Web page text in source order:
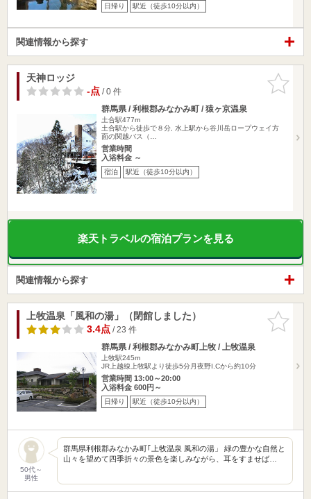
日帰り 駅近（徒歩10分以内）
関連情報から探す
お気に入
りに追加
天神ロッジ
-点/ 0 件
群馬県 / 利根郡みなかみ町 / 猿ヶ京温泉
土合駅477m
土合駅から徒歩で８分, 水上駅から谷川岳ロープウェイ方
面の関越バス（…
営業時間
入浴料金 ～
宿泊 駅近（徒歩10分以内）
楽天トラベルの宿泊プランを見る
関連情報から探す
お気に入
りに追加
上牧温泉「風和の湯」（閉館しました）
3.4点/ 23 件
群馬県 / 利根郡みなかみ町上牧 / 上牧温泉
上牧駅245m
JR上越線上牧駅より徒歩5分月夜野I.Cから約10分
営業時間 13:00～20:00
入浴料金 600円～
日帰り 駅近（徒歩10分以内）
50代～
男性
群馬県利根郡みなかみ町｢上牧温泉 風和の湯」 緑の豊かな自然と
山々を望めて四季折々の景色を楽しみながら、耳をすませば…